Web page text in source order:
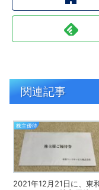
関連記事
株主優待
2021年12月21日に、東